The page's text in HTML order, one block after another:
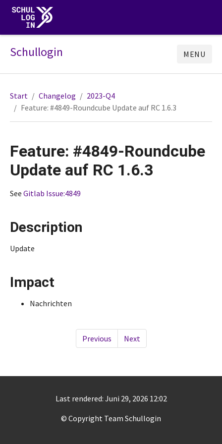
Schullogin MENU
Start Changelog
2023-Q4
Feature: #4849-Roundcube Update auf RC 1.6.3
Feature: #4849-Roundcube
Update auf RC 1.6.3
See Gitlab Issue:4849
Description
Update
Impact
Nachrichten
Previous Next
Last rendered: Juni 29, 2026 12:02
© Copyright Team Schullogin